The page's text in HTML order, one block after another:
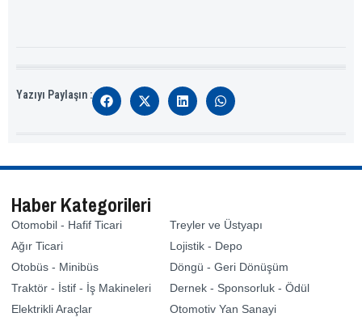
Yazıyı Paylaşın :
Haber Kategorileri
Otomobil - Hafif Ticari
Ağır Ticari
Otobüs - Minibüs
Traktör - İstif - İş Makineleri
Elektrikli Araçlar
Treyler ve Üstyapı
Lojistik - Depo
Döngü - Geri Dönüşüm
Dernek - Sponsorluk - Ödül
Otomotiv Yan Sanayi